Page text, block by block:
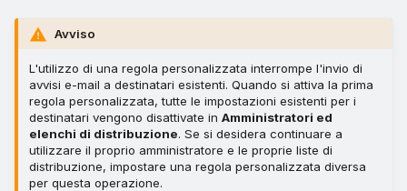
Avviso
L'utilizzo di una regola personalizzata interrompe l'invio di
avvisi e-mail a destinatari esistenti. Quando si attiva la prima
regola personalizzata, tutte le impostazioni esistenti per i
destinatari vengono disattivate in Amministratori ed
elenchi di distribuzione. Se si desidera continuare a
utilizzare il proprio amministratore e le proprie liste di
distribuzione, impostare una regola personalizzata diversa
per questa operazione.